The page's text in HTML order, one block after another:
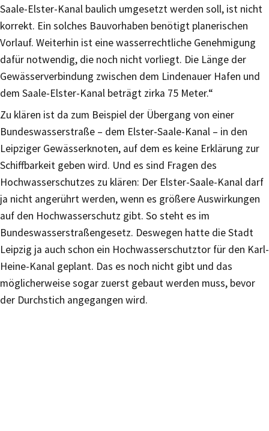
Saale-Elster-Kanal baulich umgesetzt werden soll, ist nicht
korrekt. Ein solches Bauvorhaben benötigt planerischen
Vorlauf. Weiterhin ist eine wasserrechtliche Genehmigung
dafür notwendig, die noch nicht vorliegt. Die Länge der
Gewässerverbindung zwischen dem Lindenauer Hafen und
dem Saale-Elster-Kanal beträgt zirka 75 Meter.“
Zu klären ist da zum Beispiel der Übergang von einer
Bundeswasserstraße – dem Elster-Saale-Kanal – in den
Leipziger Gewässerknoten, auf dem es keine Erklärung zur
Schiffbarkeit geben wird. Und es sind Fragen des
Hochwasserschutzes zu klären: Der Elster-Saale-Kanal darf
ja nicht angerührt werden, wenn es größere Auswirkungen
auf den Hochwasserschutz gibt. So steht es im
Bundeswasserstraßengesetz. Deswegen hatte die Stadt
Leipzig ja auch schon ein Hochwasserschutztor für den Karl-
Heine-Kanal geplant. Das es noch nicht gibt und das
möglicherweise sogar zuerst gebaut werden muss, bevor
der Durchstich angegangen wird.